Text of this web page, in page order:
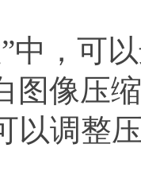
中，可
图像压
以调整